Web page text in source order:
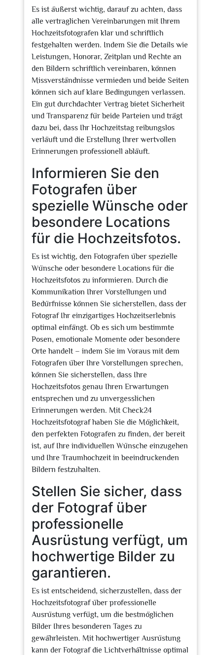
Es ist äußerst wichtig, darauf zu achten, dass
alle vertraglichen Vereinbarungen mit Ihrem
Hochzeitsfotografen klar und schriftlich
festgehalten werden. Indem Sie die Details wie
Leistungen, Honorar, Zeitplan und Rechte an
den Bildern schriftlich vereinbaren, können
Missverständnisse vermieden und beide Seiten
können sich auf klare Bedingungen verlassen.
Ein gut durchdachter Vertrag bietet Sicherheit
und Transparenz für beide Parteien und trägt
dazu bei, dass Ihr Hochzeitstag reibungslos
verläuft und die Erstellung Ihrer wertvollen
Erinnerungen professionell abläuft.
Informieren Sie den
Fotografen über
spezielle Wünsche oder
besondere Locations
für die Hochzeitsfotos.
Es ist wichtig, den Fotografen über spezielle
Wünsche oder besondere Locations für die
Hochzeitsfotos zu informieren. Durch die
Kommunikation Ihrer Vorstellungen und
Bedürfnisse können Sie sicherstellen, dass der
Fotograf Ihr einzigartiges Hochzeitserlebnis
optimal einfängt. Ob es sich um bestimmte
Posen, emotionale Momente oder besondere
Orte handelt – indem Sie im Voraus mit dem
Fotografen über Ihre Vorstellungen sprechen,
können Sie sicherstellen, dass Ihre
Hochzeitsfotos genau Ihren Erwartungen
entsprechen und zu unvergesslichen
Erinnerungen werden. Mit Check24
Hochzeitsfotograf haben Sie die Möglichkeit,
den perfekten Fotografen zu finden, der bereit
ist, auf Ihre individuellen Wünsche einzugehen
und Ihre Traumhochzeit in beeindruckenden
Bildern festzuhalten.
Stellen Sie sicher, dass
der Fotograf über
professionelle
Ausrüstung verfügt, um
hochwertige Bilder zu
garantieren.
Es ist entscheidend, sicherzustellen, dass der
Hochzeitsfotograf über professionelle
Ausrüstung verfügt, um die bestmöglichen
Bilder Ihres besonderen Tages zu
gewährleisten. Mit hochwertiger Ausrüstung
kann der Fotograf die Lichtverhältnisse optimal